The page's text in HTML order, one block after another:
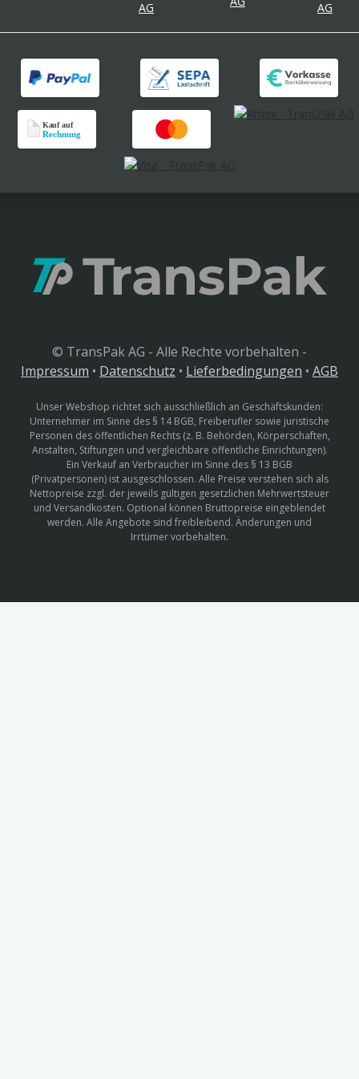
© TransPak AG - Alle Rechte vorbehalten -
Impressum • Datenschutz • Lieferbedingungen • AGB
Unser Webshop richtet sich ausschließlich an Geschäftskunden:
Unternehmer im Sinne des § 14 BGB, Freiberufler sowie juristische
Personen des öffentlichen Rechts (z. B. Behörden, Körperschaften,
Anstalten, Stiftungen und vergleichbare öffentliche Einrichtungen).
Ein Verkauf an Verbraucher im Sinne des § 13 BGB
(Privatpersonen) ist ausgeschlossen. Alle Preise verstehen sich als
Nettopreise zzgl. der jeweils gültigen gesetzlichen Mehrwertsteuer
und Versandkosten. Optional können Bruttopreise eingeblendet
werden. Alle Angebote sind freibleibend. Änderungen und
Irrtümer vorbehalten.